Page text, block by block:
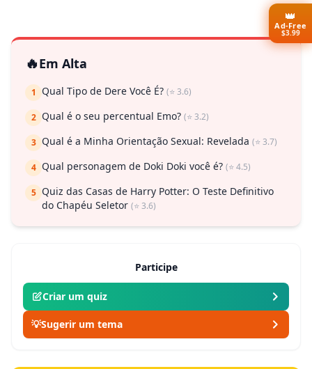
🔥Em Alta
1 Qual Tipo de Dere Você É? (⭐ 3.6)
2 Qual é o seu percentual Emo? (⭐ 3.2)
3 Qual é a Minha Orientação Sexual: Revelada (⭐ 3.7)
4 Qual personagem de Doki Doki você é? (⭐ 4.5)
5 Quiz das Casas de Harry Potter: O Teste Definitivo
do Chapéu Seletor (⭐ 3.6)
Participe
Criar um quiz
💡Sugerir um tema
👑
Ad-Free
$3.99